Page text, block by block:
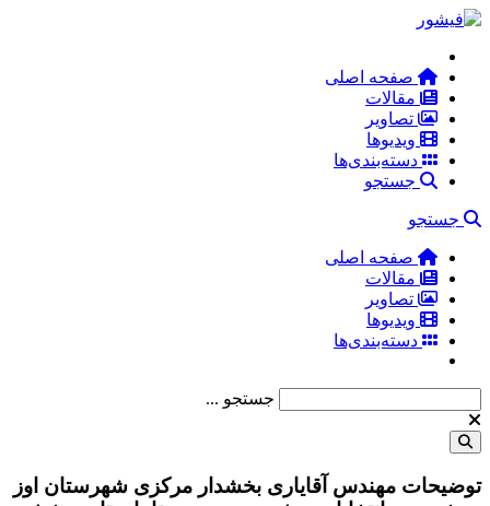
صفحه اصلی
مقالات
تصاویر
ویدیوها
دسته‌بندی‌ها
جستجو
جستجو
صفحه اصلی
مقالات
تصاویر
ویدیوها
دسته‌بندی‌ها
جستجو ...
توضیحات مهندس آقایاری بخشدار مرکزی شهرستان اوز